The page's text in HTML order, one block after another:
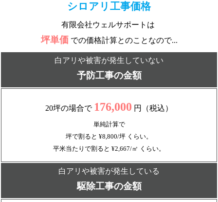
シロアリ工事価格
有限会社ウェルサポートは
坪単価 での価格計算とのことなので...
白アリや被害が発生していない
予防工事の金額
20坪の場合で 176,000 円（税込）
単純計算で
坪で割ると ¥8,800/坪 くらい。
平米当たりで割ると ¥2,667/㎡ くらい。
白アリや被害が発生している
駆除工事の金額